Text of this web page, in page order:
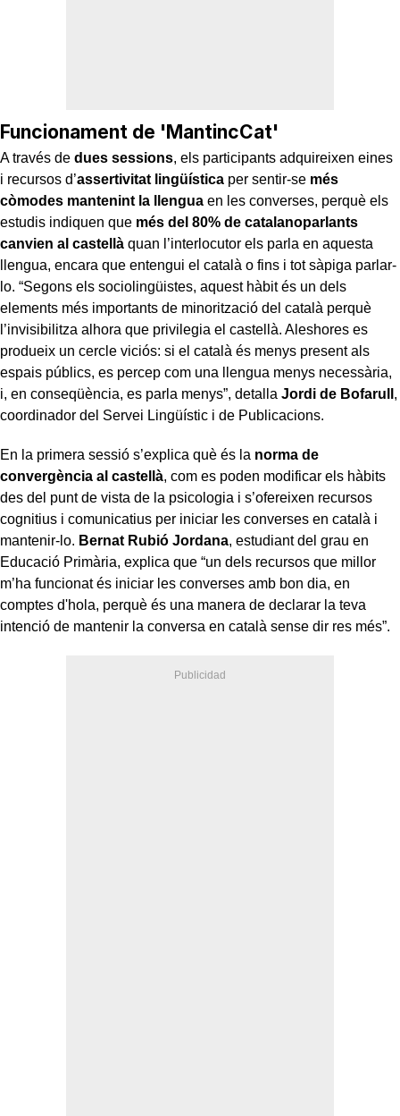
Funcionament de 'MantincCat'
A través de dues sessions, els participants adquireixen eines
i recursos d’assertivitat lingüística per sentir-se més
còmodes mantenint la llengua en les converses, perquè els
estudis indiquen que més del 80% de catalanoparlants
canvien al castellà quan l’interlocutor els parla en aquesta
llengua, encara que entengui el català o fins i tot sàpiga parlar-
lo. “Segons els sociolingüistes, aquest hàbit és un dels
elements més importants de minorització del català perquè
l’invisibilitza alhora que privilegia el castellà. Aleshores es
produeix un cercle viciós: si el català és menys present als
espais públics, es percep com una llengua menys necessària,
i, en conseqüència, es parla menys”, detalla Jordi de Bofarull ,
coordinador del Servei Lingüístic i de Publicacions.
En la primera sessió s’explica què és la norma de
convergència al castellà, com es poden modificar els hàbits
des del punt de vista de la psicologia i s’ofereixen recursos
cognitius i comunicatius per iniciar les converses en català i
mantenir-lo. Bernat Rubió Jordana, estudiant del grau en
Educació Primària, explica que “un dels recursos que millor
m’ha funcionat és iniciar les converses amb bon dia, en
comptes d'hola, perquè és una manera de declarar la teva
intenció de mantenir la conversa en català sense dir res més”.